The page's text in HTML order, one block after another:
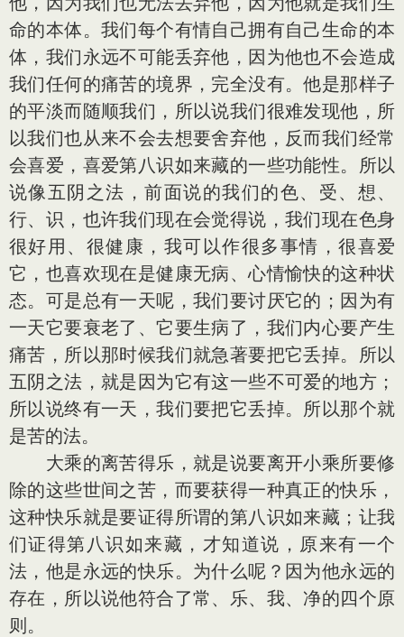
命的本体。我们每个有情自己拥有自己生命的本
体，我们永远不可能丢弃他，因为他也不会造成
我们任何的痛苦的境界，完全没有。他是那样子
的平淡而随顺我们，所以说我们很难发现他，所
以我们也从来不会去想要舍弃他，反而我们经常
会喜爱，喜爱第八识如来藏的一些功能性。所以
说像五阴之法，前面说的我们的色、受、想、
行、识，也许我们现在会觉得说，我们现在色身
很好用、很健康，我可以作很多事情，很喜爱
它，也喜欢现在是健康无病、心情愉快的这种状
态。可是总有一天呢，我们要讨厌它的；因为有
一天它要衰老了、它要生病了，我们内心要产生
痛苦，所以那时候我们就急著要把它丢掉。所以
五阴之法，就是因为它有这一些不可爱的地方；
所以说终有一天，我们要把它丢掉。所以那个就
是苦的法。
大乘的离苦得乐，就是说要离开小乘所要修
除的这些世间之苦，而要获得一种真正的快乐，
这种快乐就是要证得所谓的第八识如来藏；让我
们证得第八识如来藏，才知道说，原来有一个
法，他是永远的快乐。为什么呢？因为他永远的
存在，所以说他符合了常、乐、我、净的四个原
则。